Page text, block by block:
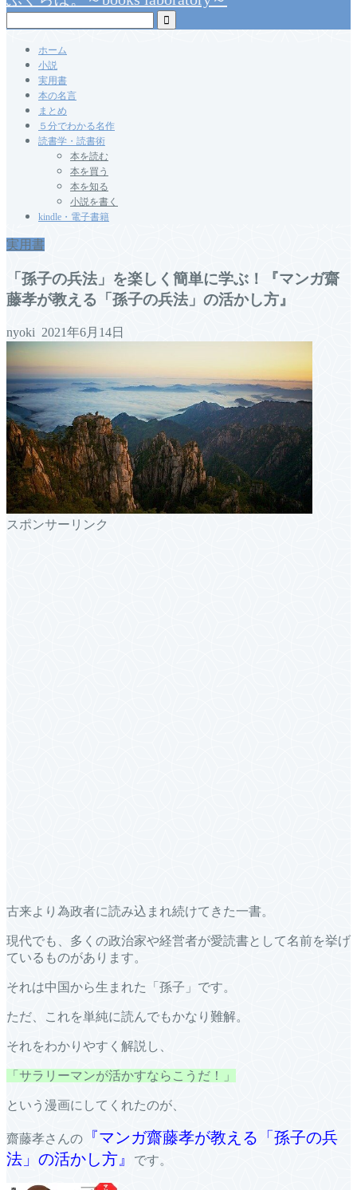
ホーム
小説
実用書
本の名言
まとめ
５分でわかる名作
読書学・読書術
本を読む
本を買う
本を知る
小説を書く
kindle・電子書籍
実用書
「孫子の兵法」を楽しく簡単に学ぶ！『マンガ齋
藤孝が教える「孫子の兵法」の活かし方』
nyoki 2021年6月14日
スポンサーリンク
古来より為政者に読み込まれ続けてきた一書。
現代でも、多くの政治家や経営者が愛読書として名前を挙げ
ているものがあります。
それは中国から生まれた「孫子」です。
ただ、これを単純に読んでもかなり難解。
それをわかりやすく解説し、
「サラリーマンが活かすならこうだ！」
という漫画にしてくれたのが、
齋藤孝さんの
『マンガ齋藤孝が教える「孫子の兵
法」の活かし方』
です。